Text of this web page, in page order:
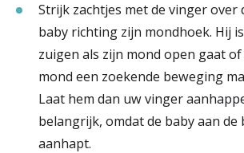
Strijk zachtjes met de vinger over
baby richting zijn mondhoek. Hij
zuigen als zijn mond open gaat
mond een zoekende beweging
Laat hem dan uw vinger
belangrijk, omdat de baby aan
aanhapt.